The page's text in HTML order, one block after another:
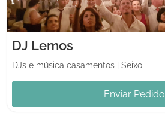
DJ Lemos
DJs e música casamentos Seixo
Enviar Pedido